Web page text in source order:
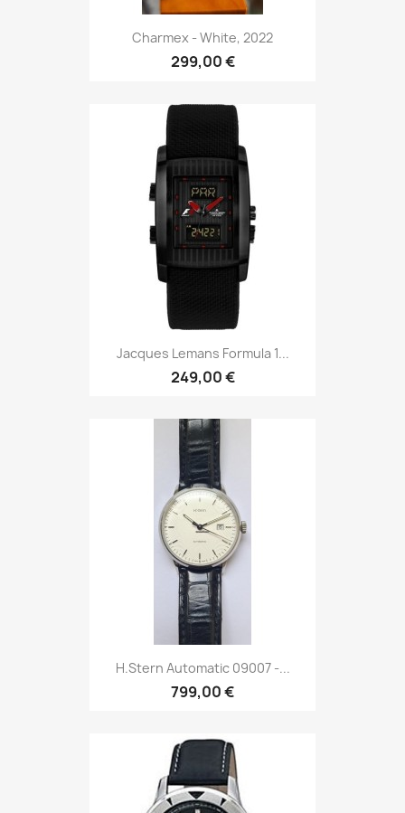
Charmex - White, 2022
299,00 €
Jacques Lemans Formula 1...
249,00 €
H.Stern Automatic 09007 -...
799,00 €